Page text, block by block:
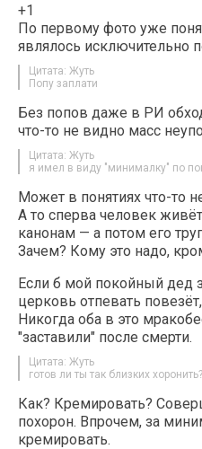
+1
По первому фото уже
являлось исключительно
Цитата: Жуть
Попу заплати
Без попов даже в РИ
что-то не видно масс
Цитата: Жуть
я имел в виду "минималку" по
Может в понятиях что-то
А то сперва человек
канонам — а потом его
Зачем? Кому это надо,
Если б мой покойный дед
церковь отпевать
Никогда оба в это
"заставили" после смерти.
Цитата: Жуть
готов ли ты так близких хоронить?
Как? Кремировать?
похорон. Впрочем, за
кремировать.